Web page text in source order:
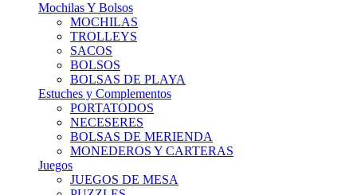
Mochilas Y Bolsos
MOCHILAS
TROLLEYS
SACOS
BOLSOS
BOLSAS DE PLAYA
Estuches y Complementos
PORTATODOS
NECESERES
BOLSAS DE MERIENDA
MONEDEROS Y CARTERAS
Juegos
JUEGOS DE MESA